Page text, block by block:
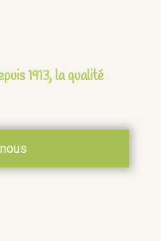
1913, la qualité